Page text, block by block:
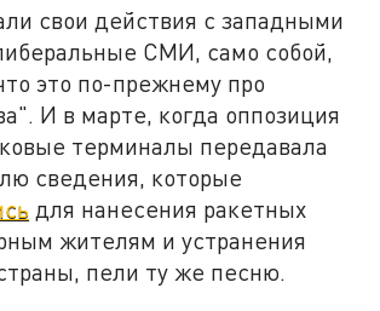
свои действия с западными
СМИ, само собой,
это по-прежнему про
И в марте, когда оппозиция
терминалы передавала
сведения, которые
для нанесения ракетных
жителям и устранения
пели ту же песню.